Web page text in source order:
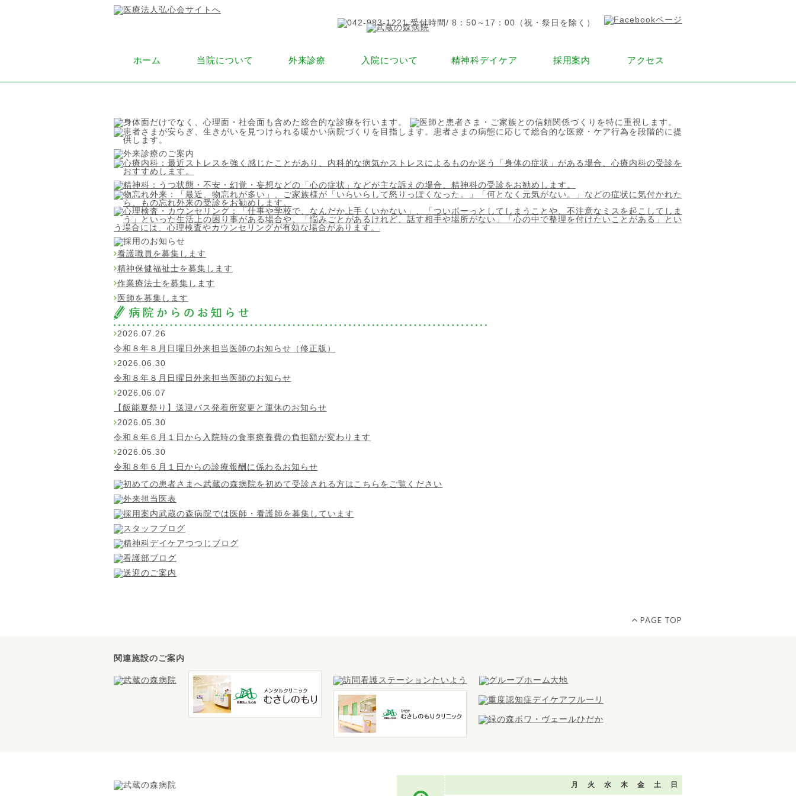
ホーム 当院について 外来診療 入院について 精神科デイケア 採用案内 アクセス
看護職員を募集します
精神保健福祉士を募集します
作業療法士を募集します
医師を募集します
2026.07.26
令和８年８月日曜日外来担当医師のお知らせ（修正版）
2026.06.30
令和８年８月日曜日外来担当医師のお知らせ
2026.06.07
【飯能夏祭り】送迎バス発着所変更と運休のお知らせ
2026.05.30
令和８年６月１日から入院時の食事療養費の負担額が変わります
2026.05.30
令和８年６月１日からの診療報酬に係わるお知らせ
PAGE TOP
関連施設のご案内
月 火 水 木 金 土 日